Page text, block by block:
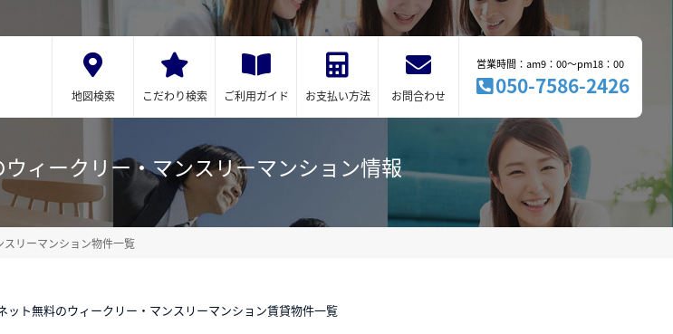
地図検索 こだわり検索 ご利用ガイド お支払い方法 お問合わせ
営業時間：am9：00～pm18：00
050-7586-2426
ィークリー・マンスリーマンション情報
リーマンション物件一覧
ット無料のウィークリー・マンスリーマンション賃貸物件一覧